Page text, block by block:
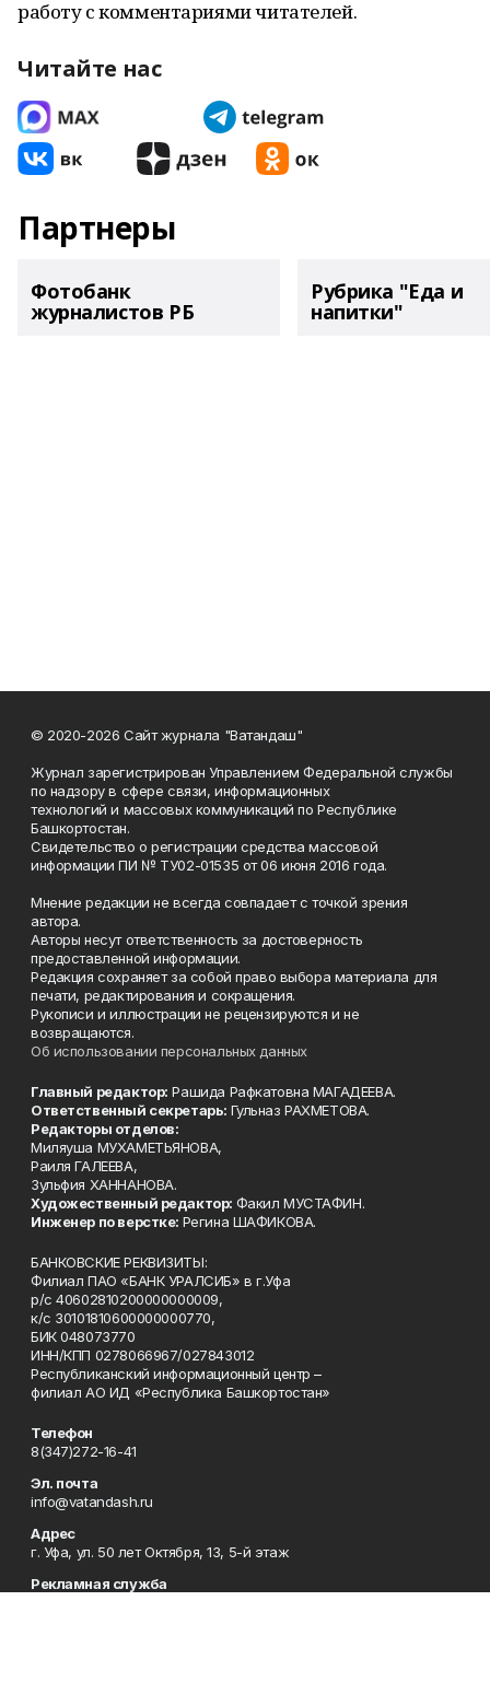
работу с комментариями читателей.
Читайте нас
Партнеры
Фотобанк
журналистов РБ
Рубрика "Еда и
напитки"
© 2020-2026 Сайт журнала "Ватандаш"
Журнал зарегистрирован Управлением Федеральной службы
по надзору в сфере связи, информационных
технологий и массовых коммуникаций по Республике
Башкортостан.
Свидетельство о регистрации средства массовой
информации ПИ № ТУ02-01535 от 06 июня 2016 года.
Мнение редакции не всегда совпадает с точкой зрения
автора.
Авторы несут ответственность за достоверность
предоставленной информации.
Редакция сохраняет за собой право выбора материала для
печати, редактирования и сокращения.
Рукописи и иллюстрации не рецензируются и не
возвращаются.
Об использовании персональных данных
Главный редактор: Рашида Рафкатовна МАГАДЕЕВА.
Ответственный секретарь: Гульназ РАХМЕТОВА.
Редакторы отделов:
Миляуша МУХАМЕТЬЯНОВА,
Раиля ГАЛЕЕВА,
Зульфия ХАННАНОВА.
Художественный редактор: Факил МУСТАФИН.
Инженер по верстке: Регина ШАФИКОВА.
БАНКОВСКИЕ РЕКВИЗИТЫ:
Филиал ПАО «БАНК УРАЛСИБ» в г.Уфа
р/с 40602810200000000009,
к/с 30101810600000000770,
БИК 048073770
ИНН/КПП 0278066967/027843012
Республиканский информационный центр –
филиал АО ИД «Республика Башкортостан»
Телефон
8(347)272-16-41
Эл. почта
info@vatandash.ru
Адрес
г. Уфа, ул. 50 лет Октября, 13, 5-й этаж
Рекламная служба